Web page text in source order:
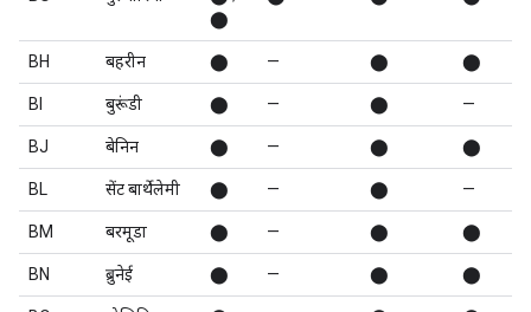
⬤
BH बहरीन ⬤ — ⬤ ⬤
BI बुरूंडी ⬤ — ⬤ —
BJ बेनिन ⬤ — ⬤ ⬤
BL सेंट बार्थेलेमी ⬤ — ⬤ —
BM बरमूडा ⬤ — ⬤ ⬤
BN ब्रुनेई ⬤ — ⬤ ⬤